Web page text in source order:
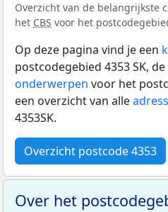
Overzicht van de belangrijkste
het CBS voor het
Op deze pagina vind je een
postcodegebied 4353 SK,
onderwerpen voor het
een overzicht van alle
4353SK.
Overzicht postcode 4353
Over het